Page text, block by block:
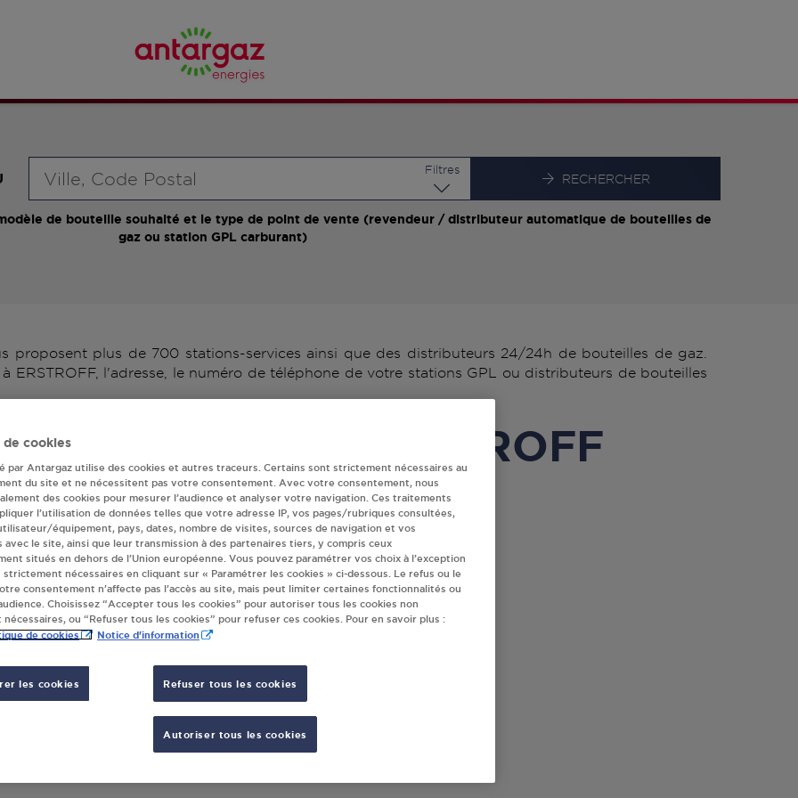
Filtres
RECHERCHER
de bouteille souhaité et le type de point de vente (revendeur / distributeur automatique de bouteilles de
gaz ou station GPL carburant)
proposent plus de 700 stations-services ainsi que des distributeurs 24/24h de bouteilles de gaz.
ERSTROFF, l'adresse, le numéro de téléphone de votre stations GPL ou distributeurs de bouteilles
Antargaz à ERSTROFF
GEORGES SARL / STATION TOTAL
LE KREUZHOF
ERSTROFF
S'Y RENDRE
de cookies
par Antargaz utilise des cookies et autres traceurs. Certains sont strictement nécessaires au
du site et ne nécessitent pas votre consentement. Avec votre consentement, nous
des cookies pour mesurer l’audience et analyser votre navigation. Ces traitements
l’utilisation de données telles que votre adresse IP, vos pages/rubriques consultées,
équipement, pays, dates, nombre de visites, sources de navigation et vos
avec le site, ainsi que leur transmission à des partenaires tiers, y compris ceux
situés en dehors de l’Union européenne. Vous pouvez paramétrer vos choix à l’exception
strictement nécessaires en cliquant sur « Paramétrer les cookies » ci-dessous. Le refus ou le
consentement n’affecte pas l’accès au site, mais peut limiter certaines fonctionnalités ou
Choisissez “Accepter tous les cookies” pour autoriser tous les cookies non
ou “Refuser tous les cookies” pour refuser ces cookies. Pour en savoir plus :
de cookies Notice d'information
les cookies Refuser tous les cookies
Autoriser tous les cookies